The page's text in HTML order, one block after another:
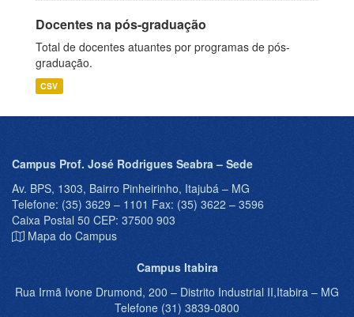
Docentes na pós-graduação
Total de docentes atuantes por programas de pós-
graduação.
CSV
Campus Prof. José Rodrigues Seabra – Sede
Av. BPS, 1303, Bairro Pinheirinho, Itajubá – MG
Telefone: (35) 3629 – 1101 Fax: (35) 3622 – 3596
Caixa Postal 50 CEP: 37500 903
Mapa do Campus
Campus Itabira
Rua Irmã Ivone Drumond, 200 – Distrito Industrial II,Itabira – MG
Telefone (31) 3839-0800